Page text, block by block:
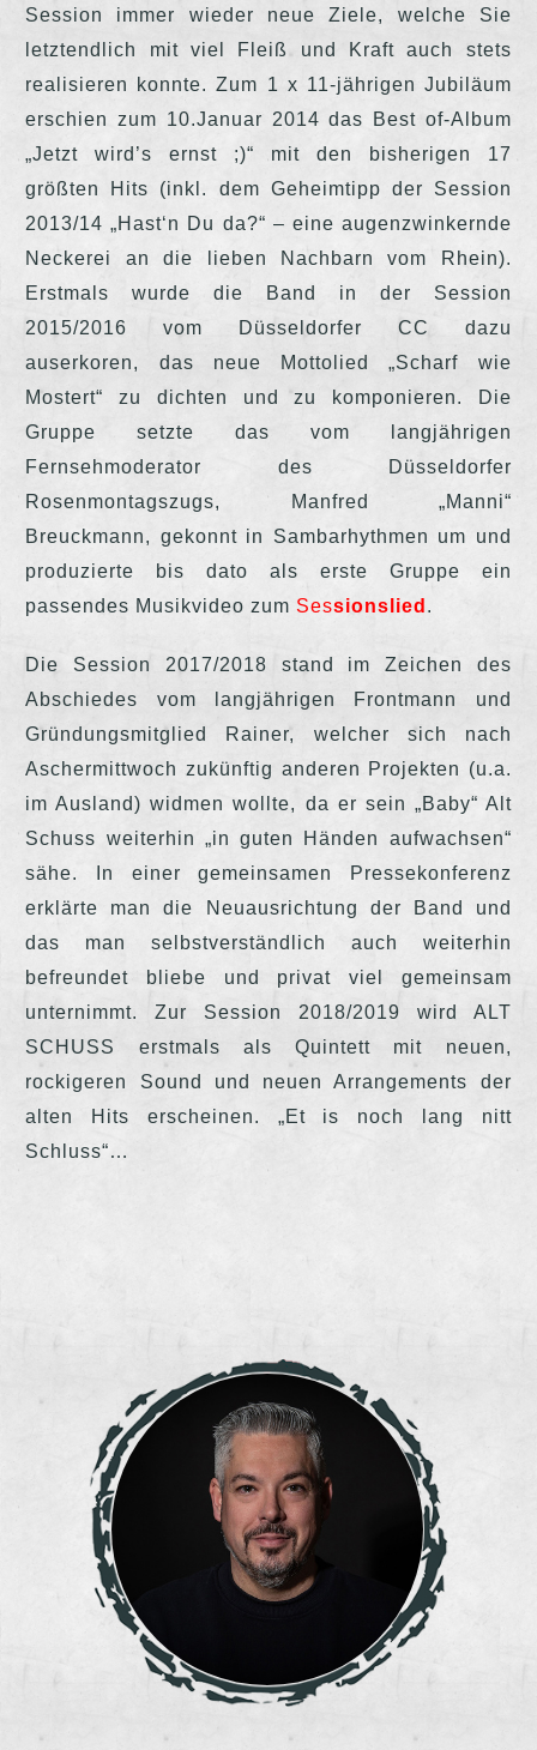
Session immer wieder neue Ziele, welche Sie
letztendlich mit viel Fleiß und Kraft auch stets
realisieren konnte. Zum 1 x 11-jährigen Jubiläum
erschien zum 10.Januar 2014 das Best of-Album
„Jetzt wird’s ernst ;)“ mit den bisherigen 17
größten Hits (inkl. dem Geheimtipp der Session
2013/14 „Hast‘n Du da?“ – eine augenzwinkernde
Neckerei an die lieben Nachbarn vom Rhein).
Erstmals wurde die Band in der Session
2015/2016 vom Düsseldorfer CC dazu
auserkoren, das neue Mottolied „Scharf wie
Mostert“ zu dichten und zu komponieren. Die
Gruppe setzte das vom langjährigen
Fernsehmoderator des Düsseldorfer
Rosenmontagszugs, Manfred „Manni“
Breuckmann, gekonnt in Sambarhythmen um und
produzierte bis dato als erste Gruppe ein
passendes Musikvideo zum Sessionslied .
Die Session 2017/2018 stand im Zeichen des
Abschiedes vom langjährigen Frontmann und
Gründungsmitglied Rainer, welcher sich nach
Aschermittwoch zukünftig anderen Projekten (u.a.
im Ausland) widmen wollte, da er sein „Baby“ Alt
Schuss weiterhin „in guten Händen aufwachsen“
sähe. In einer gemeinsamen Pressekonferenz
erklärte man die Neuausrichtung der Band und
das man selbstverständlich auch weiterhin
befreundet bliebe und privat viel gemeinsam
unternimmt. Zur Session 2018/2019 wird ALT
SCHUSS erstmals als Quintett mit neuen,
rockigeren Sound und neuen Arrangements der
alten Hits erscheinen. „Et is noch lang nitt
Schluss“…